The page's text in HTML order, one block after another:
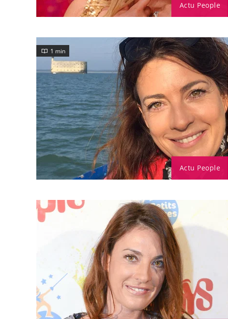
Actu People
Actu People
1 min